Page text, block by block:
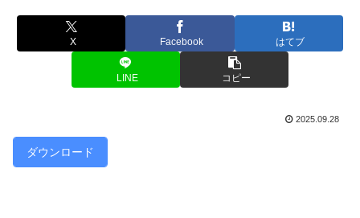
X Facebook はてブ
LINE コピー
2025.09.28
ダウンロード